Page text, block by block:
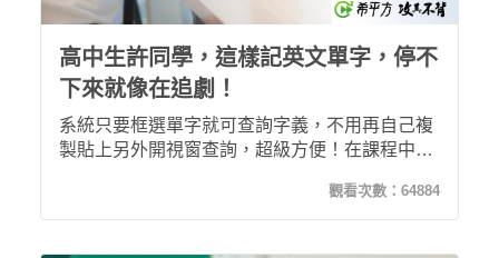
高中生許同學，這樣記英文單字，停不
下來就像在追劇！
系統只要框選單字就可查詢字義，不用再自己複
製貼上另外開視窗查詢，超級方便！在課程中不
問題都可以線上發問，不會像面對面那樣害怕問
問題...
觀看次數： 64884